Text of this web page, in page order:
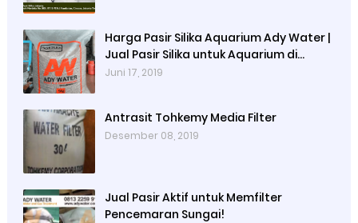
Harga Pasir Silika Aquarium Ady Water |
Jual Pasir Silika untuk Aquarium di
Bandung Depok Surabaya Bekasi
Juni 17, 2019
Antrasit Tohkemy Media Filter
Desember 08, 2019
Jual Pasir Aktif untuk Memfilter
Pencemaran Sungai!